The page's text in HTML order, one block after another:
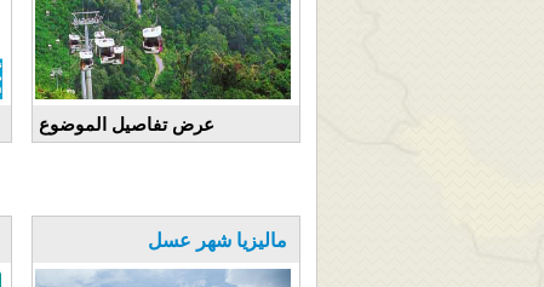
عرض تفاصيل الموضوع
ماليزيا شهر عسل